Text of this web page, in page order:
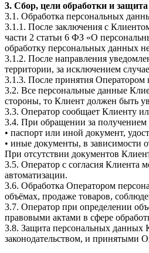
3. Сбор, цели обработки и
3.1. Обработка персональных
3.1.1. После заключения с
части 2 статьи 6 ФЗ «О
обработку персональных данных не
3.1.2. После направления
территории, за исключением
3.1.3. После принятия
3.2. Все персональные данные
стороны, то Клиент должен быть
3.3. Оператор сообщает Клиенту
3.4. При обращении за получением
• паспорт или иной документ,
• иные документы, в зависимости
При отсутствии документов
3.5. Оператор с согласия Клиента
автоматизации.
3.6. Обработка Оператором
объёмах, продаже товаров,
3.7. Оператор при определении
правовыми актами в сфере
3.8. Защита персональных данных
законодательством, и принятыми